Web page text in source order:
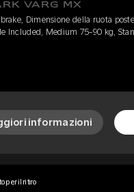
VARG MX
Dimensione della ruota
Included, Medium 75-90 kg,
informazioni
per il ritiro